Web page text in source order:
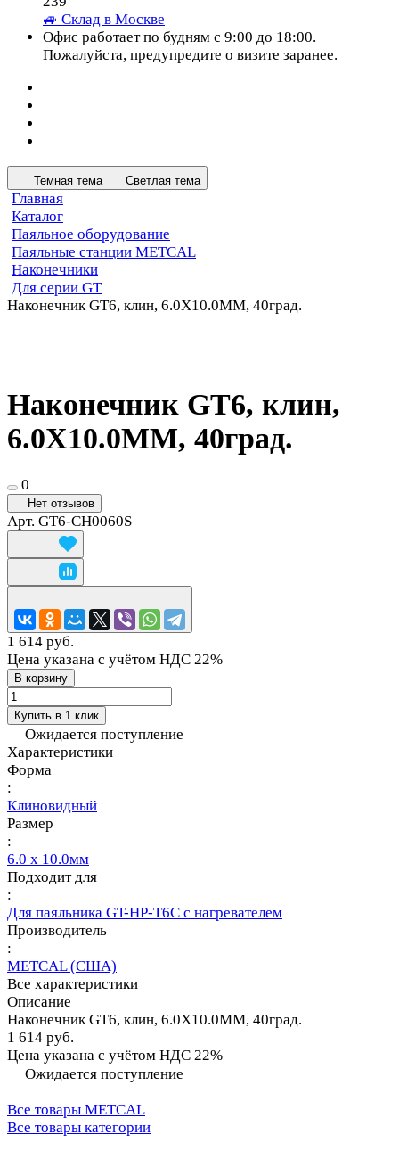
🚙 Склад в Москве
Офис работает по будням с 9:00 до 18:00.
Пожалуйста, предупредите о визите заранее.
Темная тема Светлая тема
Главная
Каталог
Паяльное оборудование
Паяльные станции METCAL
Наконечники
Для серии GT
Наконечник GT6, клин, 6.0X10.0MM, 40град.
Наконечник GT6, клин,
6.0X10.0MM, 40град.
0
Нет отзывов
Арт. GT6-CH0060S
1 614 руб.
Цена указана с учётом НДС 22%
В корзину
Купить в 1 клик
Ожидается поступление
Характеристики
Форма
:
Клиновидный
Размер
:
6.0 x 10.0мм
Подходит для
:
Для паяльника GT-HP-T6С с нагревателем
Производитель
:
METCAL (США)
Все характеристики
Описание
Наконечник GT6, клин, 6.0X10.0MM, 40град.
1 614 руб.
Цена указана с учётом НДС 22%
Ожидается поступление
Все товары METCAL
Все товары категории